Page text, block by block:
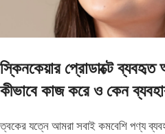
স্কিনকেয়ার প্রোডাক্টে ব্যবহৃত
কীভাবে কাজ করে ও কেন
ত্বকের যত্নে আমরা সবাই কমবেশি পণ্য